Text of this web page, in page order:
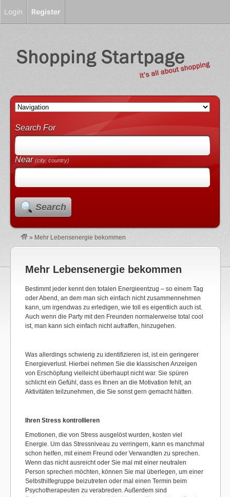
Search For
Near(city, country)
Search
» Mehr Lebensenergie bekommen
Mehr Lebensenergie bekommen
Bestimmt jeder kennt den totalen Energieentzug – so einem Tag
oder Abend, an dem man sich einfach nicht zusammennehmen
kann, um irgendwas zu erledigen, wie toll es eigentlich auch ist.
Auch wenn die Party mit den Freunden normalerweise total cool
ist, man kann sich einfach nicht aufraffen, hinzugehen.
Was allerdings schwierig zu identifizieren ist, ist ein geringerer
Energieverlust. Hierbei nehmen Sie die klassischen Anzeigen
von Erschöpfung vielleicht überhaupt nicht war. Sie spüren
schlicht ein Gefühl, dass es Ihnen an die Motivation fehlt, an
Aktivitäten teilzunehmen, die Sie sonst gern gemacht hätten.
Ihren Stress kontrollieren
Emotionen, die von Stress ausgelöst wurden, kosten viel
Energie. Um das Stressniveau zu verringern, kann es manchmal
schon helfen, mit einem Freund oder Verwandten zu sprechen.
Wenn das nicht ausreicht oder Sie mal mit einer neutralen
Person sprechen möchten, können Sie mal überlegen, um einer
Selbsthilfegruppe beizutreten oder mal einen Termin beim
Psychotherapeuten zu verabreden. Außerdem sind
Login Register